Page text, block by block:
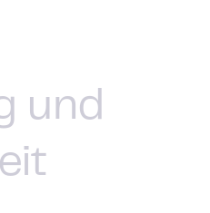
und